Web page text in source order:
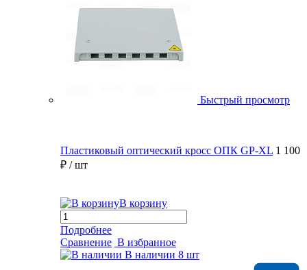
Быстрый просмотр
Пластиковый оптический кросс ОПК GP-XL 1 100
₽ / шт
В корзину
Подробнее
Сравнение В избранное
В наличии 8 шт